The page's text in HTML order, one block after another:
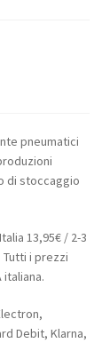
pneumatici
di stoccaggio
13,95€ / 2-3
Tutti i prezzi
italiana.
Debit, Klarna,